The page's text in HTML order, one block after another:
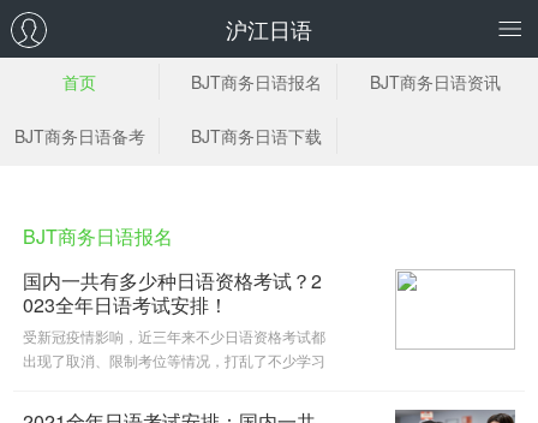
沪江日语
首页 BJT商务日语报名 BJT商务日语资讯
BJT商务日语备考 BJT商务日语下载
BJT商务日语报名
国内一共有多少种日语资格考试？2
023全年日语考试安排！
受新冠疫情影响，近三年来不少日语资格考试都
出现了取消、限制考位等情况，打乱了不少学习
和，社交距离也得到了进一步放开，新的一年将